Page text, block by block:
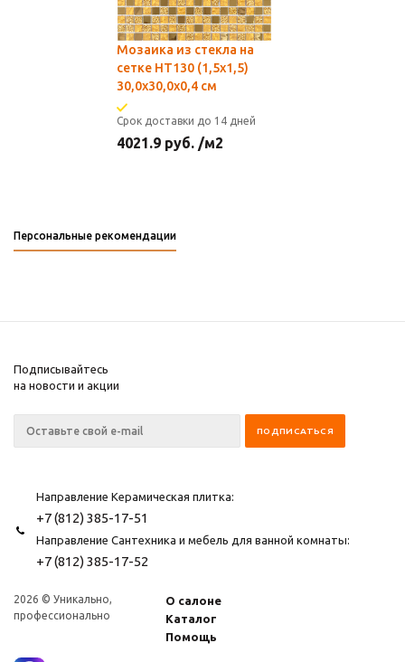
Мозаика из стекла на
сетке HT130 (1,5x1,5)
30,0х30,0x0,4 см
Срок доставки до 14 дней
4021.9 руб. /м2
Персональные рекомендации
Подписывайтесь
на новости и акции
Направление Керамическая плитка:
+7 (812) 385-17-51
Направление Сантехника и мебель для ванной комнаты:
+7 (812) 385-17-52
2026 © Уникально,
профессионально
О салоне
Каталог
Помощь